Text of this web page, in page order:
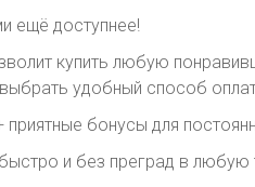
ещё доступнее!
купить любую
удобный способ
бонусы для
и без преград в любую